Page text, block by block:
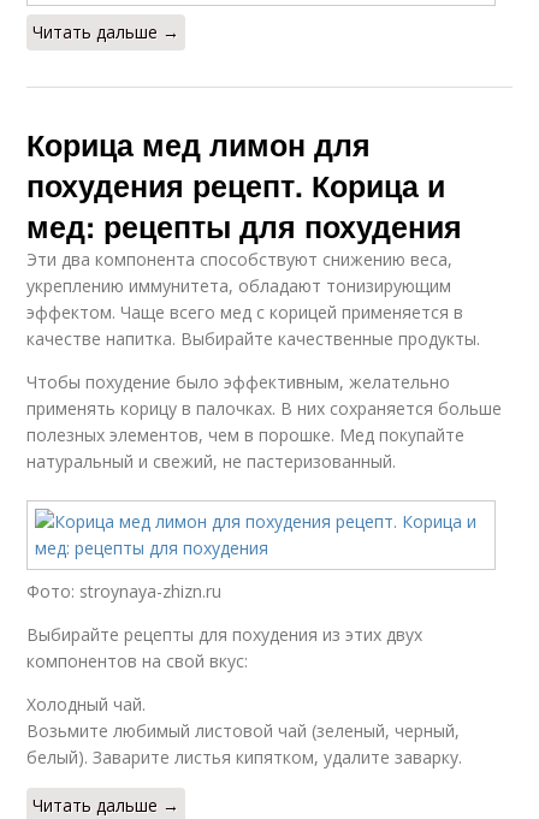
Читать дальше →
Корица мед лимон для
похудения рецепт. Корица и
мед: рецепты для похудения
Эти два компонента способствуют снижению веса,
укреплению иммунитета, обладают тонизирующим
эффектом. Чаще всего мед с корицей применяется в
качестве напитка. Выбирайте качественные продукты.
Чтобы похудение было эффективным, желательно
применять корицу в палочках. В них сохраняется больше
полезных элементов, чем в порошке. Мед покупайте
натуральный и свежий, не пастеризованный.
Фото: stroynaya-zhizn.ru
Выбирайте рецепты для похудения из этих двух
компонентов на свой вкус:
Холодный чай.
Возьмите любимый листовой чай (зеленый, черный,
белый). Заварите листья кипятком, удалите заварку.
Читать дальше →